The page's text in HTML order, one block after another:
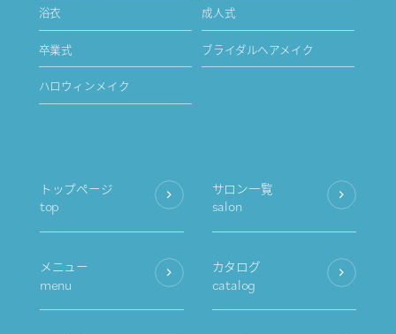
浴衣 成人式
卒業式 ブライダルヘアメイク
ハロウィンメイク
トップページ
top
サロン一覧
salon
メニュー
menu
カタログ
catalog